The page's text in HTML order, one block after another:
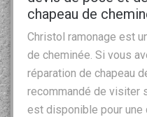
chapeau de
Christol ramonage est
de cheminée. Si vous
réparation de chapeau
recommandé de visiter
est disponible pour